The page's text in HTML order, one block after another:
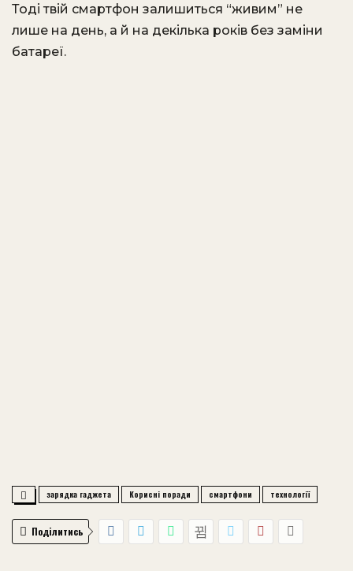
Тоді твій смартфон залишиться “живим” не
лише на день, а й на декілька років без заміни
батареї.
зарядка гаджета Корисні поради смартфони технології
Поділитись